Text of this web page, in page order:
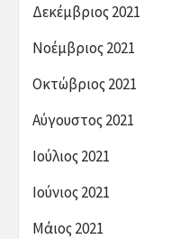
Δεκέμβριος 2021
Νοέμβριος 2021
Οκτώβριος 2021
Αύγουστος 2021
Ιούλιος 2021
Ιούνιος 2021
Μάιος 2021